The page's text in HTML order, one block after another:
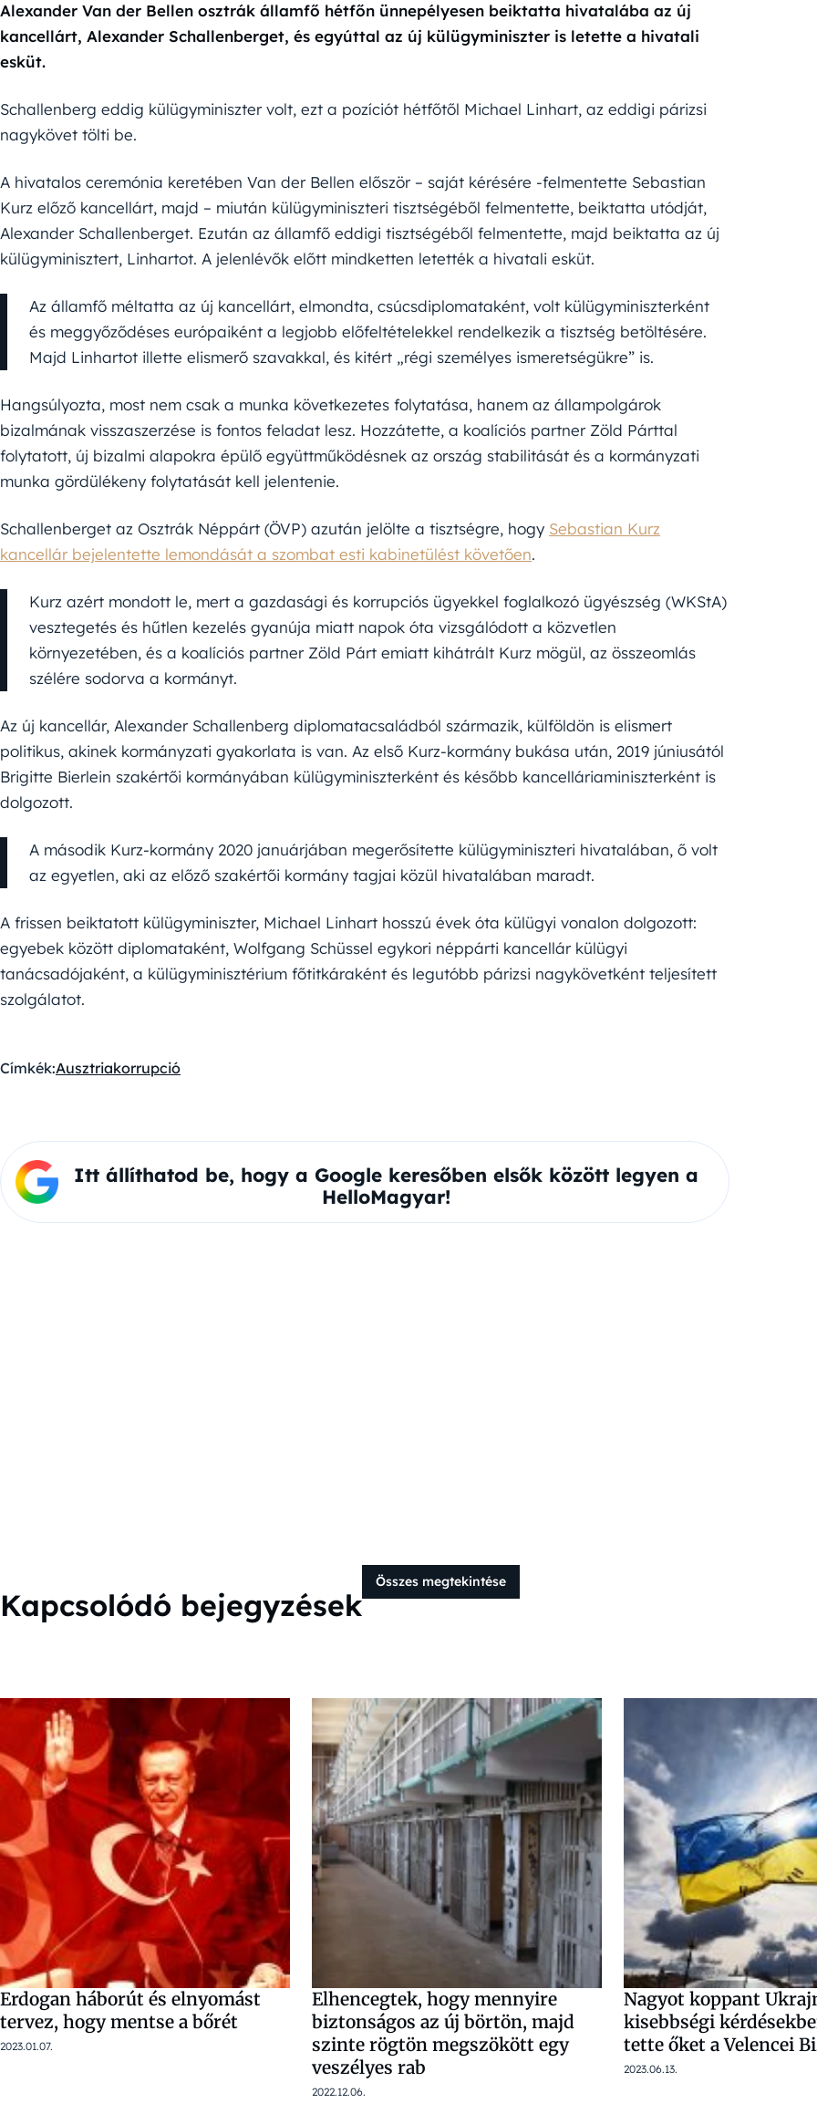
Alexander Van der Bellen osztrák államfő hétfőn ünnepélyesen beiktatta hivatalába az új
kancellárt, Alexander Schallenberget, és egyúttal az új külügyminiszter is letette a hivatali
esküt.
Schallenberg eddig külügyminiszter volt, ezt a pozíciót hétfőtől Michael Linhart, az eddigi párizsi
nagykövet tölti be.
A hivatalos ceremónia keretében Van der Bellen először – saját kérésére -felmentette Sebastian
Kurz előző kancellárt, majd – miután külügyminiszteri tisztségéből felmentette, beiktatta utódját,
Alexander Schallenberget. Ezután az államfő eddigi tisztségéből felmentette, majd beiktatta az új
külügyminisztert, Linhartot. A jelenlévők előtt mindketten letették a hivatali esküt.
Az államfő méltatta az új kancellárt, elmondta, csúcsdiplomataként, volt külügyminiszterként
és meggyőződéses európaiként a legjobb előfeltételekkel rendelkezik a tisztség betöltésére.
Majd Linhartot illette elismerő szavakkal, és kitért „régi személyes ismeretségükre” is.
Hangsúlyozta, most nem csak a munka következetes folytatása, hanem az állampolgárok
bizalmának visszaszerzése is fontos feladat lesz. Hozzátette, a koalíciós partner Zöld Párttal
folytatott, új bizalmi alapokra épülő együttműködésnek az ország stabilitását és a kormányzati
munka gördülékeny folytatását kell jelentenie.
Schallenberget az Osztrák Néppárt (ÖVP) azután jelölte a tisztségre, hogy Sebastian Kurz
kancellár bejelentette lemondását a szombat esti kabinetülést követően.
Kurz azért mondott le, mert a gazdasági és korrupciós ügyekkel foglalkozó ügyészség (WKStA)
vesztegetés és hűtlen kezelés gyanúja miatt napok óta vizsgálódott a közvetlen
környezetében, és a koalíciós partner Zöld Párt emiatt kihátrált Kurz mögül, az összeomlás
szélére sodorva a kormányt.
Az új kancellár, Alexander Schallenberg diplomatacsaládból származik, külföldön is elismert
politikus, akinek kormányzati gyakorlata is van. Az első Kurz-kormány bukása után, 2019 júniusától
Brigitte Bierlein szakértői kormányában külügyminiszterként és később kancelláriaminiszterként is
dolgozott.
A második Kurz-kormány 2020 januárjában megerősítette külügyminiszteri hivatalában, ő volt
az egyetlen, aki az előző szakértői kormány tagjai közül hivatalában maradt.
A frissen beiktatott külügyminiszter, Michael Linhart hosszú évek óta külügyi vonalon dolgozott:
egyebek között diplomataként, Wolfgang Schüssel egykori néppárti kancellár külügyi
tanácsadójaként, a külügyminisztérium főtitkáraként és legutóbb párizsi nagykövetként teljesített
szolgálatot.
Címkék:Ausztriakorrupció
Itt állíthatod be, hogy a Google keresőben elsők között legyen a
HelloMagyar!
Kapcsolódó bejegyzések
Összes megtekintése
Erdogan háborút és elnyomást
tervez, hogy mentse a bőrét
2023.01.07.
Elhencegtek, hogy mennyire
biztonságos az új börtön, majd
szinte rögtön megszökött egy
veszélyes rab
2022.12.06.
Nagyot koppant
kisebbségi
tette őket a Velencei
2023.06.13.